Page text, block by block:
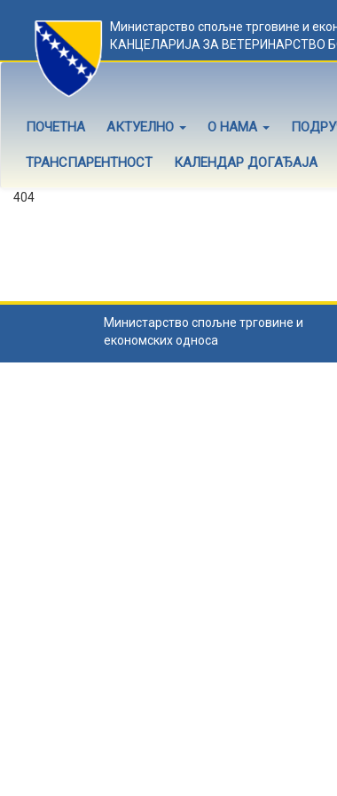
Министарство спољне трговине и
КАНЦЕЛАРИЈА ЗА ВЕТЕРИНАРСТВО
ПОЧЕТНА АКТУЕЛНО О НАМА
ТРАНСПАРЕНТНОСТ КАЛЕНДАР ДОГАЂАЈА
404
Министарство спољне трговине и
економских односа